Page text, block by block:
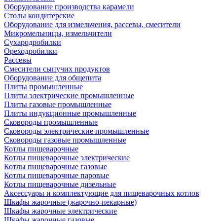
Оборудование производства карамели
Столы кондитерские
Оборудование для измельчения, рассевы, смесители
Микромельницы, измельчители
Сухародробилки
Ореходробилки
Рассевы
Смесители сыпучих продуктов
Оборудование для общепита
Плиты промышленные
Плиты электрические промышленные
Плиты газовые промышленные
Плиты индукционные промышленные
Сковороды промышленные
Сковороды электрические промышленные
Сковороды газовые промышленные
Котлы пищеварочные
Котлы пищеварочные электрические
Котлы пищеварочные газовые
Котлы пищеварочные паровые
Котлы пищеварочные дизельные
Аксессуары и комплектующие для пищеварочных котлов
Шкафы жарочные (жарочно-пекарные)
Шкафы жарочные электрические